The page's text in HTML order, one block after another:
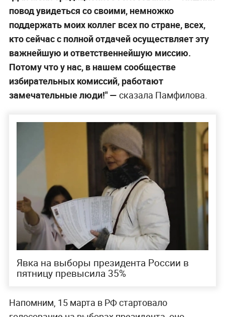
повод увидеться со своими, немножко
поддержать моих коллег всех по стране, всех,
кто сейчас с полной отдачей осуществляет эту
важнейшую и ответственнейшую миссию.
Потому что у нас, в нашем сообществе
избирательных комиссий, работают
замечательные люди!" — сказала Памфилова.
Явка на выборы президента России в
пятницу превысила 35%
Напомним, 15 марта в РФ стартовало